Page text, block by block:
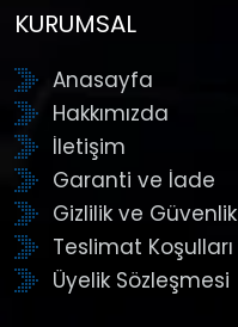
KURUMSAL
Anasayfa
Hakkımızda
İletişim
Garanti ve İade
Gizlilik ve Güvenlik
Teslimat Koşulları
Üyelik Sözleşmesi